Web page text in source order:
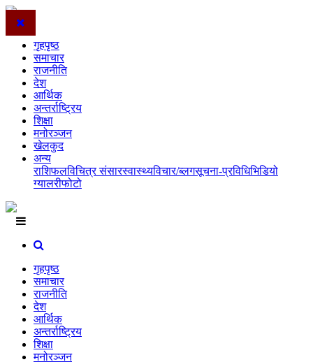
गृहपृष्ठ
समाचार
राजनीति
देश
आर्थिक
अन्तर्राष्ट्रिय
शिक्षा
मनोरञ्जन
खेलकुद
अन्य
राशिफलविचित्र संसारस्वास्थ्यविचार/ब्लगसूचना-प्रविधिभिडियो
ग्यालरीफोटो
गृहपृष्ठ
समाचार
राजनीति
देश
आर्थिक
अन्तर्राष्ट्रिय
शिक्षा
मनोरञ्जन